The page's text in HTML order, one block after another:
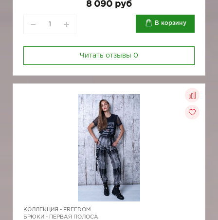
8 090 руб
В корзину
Читать отзывы 0
КОЛЛЕКЦИЯ - FREEDOM
БРЮКИ - ПЕРВАЯ ПОЛОСА